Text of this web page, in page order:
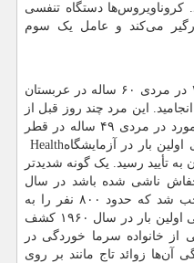
کروناویروس‌ها دستگاه تنفسی
درگیر می‌کند و عامل یک سوم
اولین مورد بیماری در سپتامبر ۲۰۱۲ در مردی ۶۰ ساله در عربستان
این مرد چند روز قبل از
آن به دبی سفر کرده بود و دومین مورد در مردی ۴۹ ساله در قطر
بار در آزمایشگاهHealth
به تأیید رسید. یک گونه شدیدتر
ناشی شده باشد در سال
۲۰۰۲ اپیدمی جهانی سارس را موجب شد که حدود ۸۰۰ نفر را به
کام مرگ کشاند.این خانواده ویروسی اولین بار در سال ۱۹۶۰ کشف
از خانواده سرما خوردگی در
آن‌ها زوائد تاج مانند بر روی